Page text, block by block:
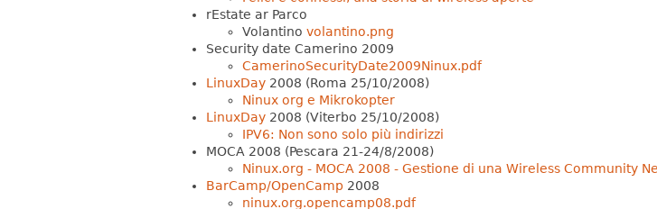
rEstate ar Parco
Volantino volantino.png
Security date Camerino 2009
CamerinoSecurityDate2009Ninux.pdf
LinuxDay2008 (Roma 25/10/2008)
Ninux org e Mikrokopter
LinuxDay2008 (Viterbo 25/10/2008)
IPV6: Non sono solo più indirizzi
MOCA 2008 (Pescara 21-24/8/2008)
Ninux.org - MOCA 2008 - Gestione di una Wireless Community
BarCamp/OpenCamp 2008
ninux.org.opencamp08.pdf